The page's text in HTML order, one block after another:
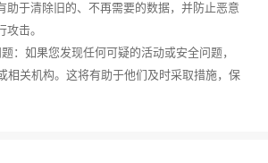
助于清除旧的、不再需要的数据，并防止恶意
击。
：如果您发现任何可疑的活动或安全问题，
相关机构。这将有助于他们及时采取措施，保